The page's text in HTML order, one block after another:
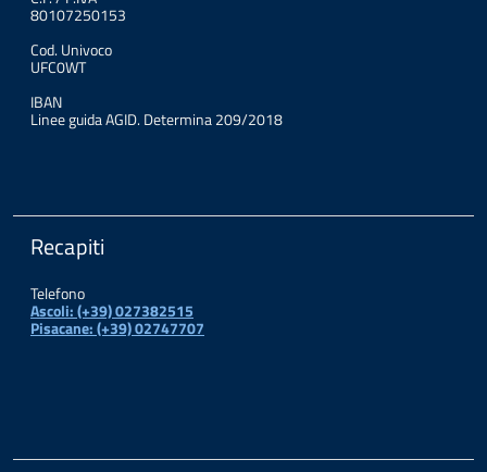
80107250153
Cod. Univoco
UFC0WT
IBAN
Linee guida AGID. Determina 209/2018
Recapiti
Telefono
Ascoli: (+39) 027382515
Pisacane: (+39) 02747707